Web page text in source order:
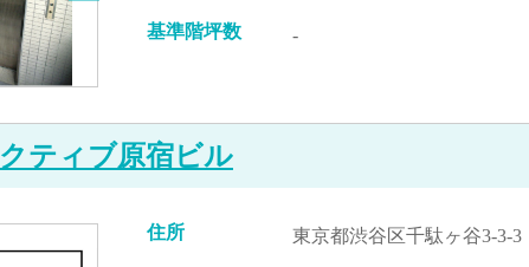
基準階坪数 -
ティブ原宿ビル
住所 東京都渋谷区千駄ヶ谷3-3-3